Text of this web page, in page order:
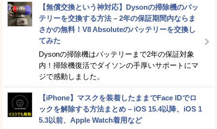
【無償交換という神対応】Dysonの掃除機のバッ
テリーを交換する方法 – 2年の保証期間内ならま
さかの無料！V8 Absoluteのバッテリーを交換し
てみた
Dysonの掃除機はバッテリーまで2年の保証対象
内！掃除機復活でダイソンの手厚いサポートにマ
ジで感動しました。
【iPhone】マスクを装着したままでFace IDでロ
ックを解除する方法まとめ – iOS 15.4以降、iOS 1
5.3以前、Apple Watch着用など